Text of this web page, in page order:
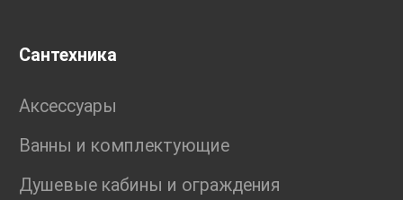
Сантехника
Аксессуары
Ванны и комплектующие
Душевые кабины и ограждения